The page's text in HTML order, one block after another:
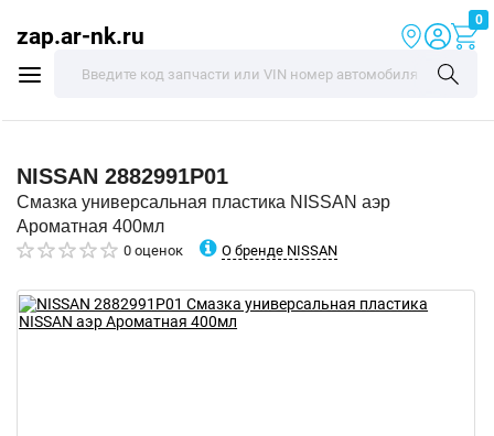
zap.ar-nk.ru
0
NISSAN 2882991P01
Смазка универсальная пластика NISSAN аэр
Ароматная 400мл
0 оценок О бренде NISSAN